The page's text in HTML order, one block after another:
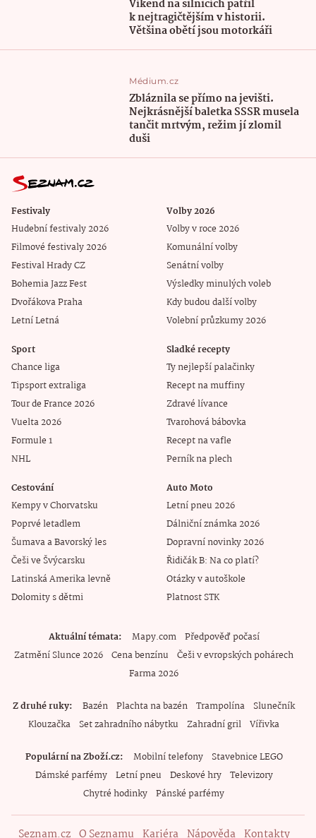
Víkend na silnicích patřil
k nejtragičtějším v historii.
Většina obětí jsou motorkáři
Médium.cz
Zbláznila se přímo na jevišti.
Nejkrásnější baletka SSSR musela
tančit mrtvým, režim jí zlomil
duši
Festivaly
Hudební festivaly 2026
Filmové festivaly 2026
Festival Hrady CZ
Bohemia Jazz Fest
Dvořákova Praha
Letní Letná
Volby 2026
Volby v roce 2026
Komunální volby
Senátní volby
Výsledky minulých voleb
Kdy budou další volby
Volební průzkumy 2026
Sport
Chance liga
Tipsport extraliga
Tour de France 2026
Vuelta 2026
Formule 1
NHL
Sladké recepty
Ty nejlepší palačinky
Recept na muffiny
Zdravé lívance
Tvarohová bábovka
Recept na vafle
Perník na plech
Cestování
Kempy v Chorvatsku
Poprvé letadlem
Šumava a Bavorský les
Češi ve Švýcarsku
Latinská Amerika levně
Dolomity s dětmi
Auto Moto
Letní pneu 2026
Dálniční známka 2026
Dopravní novinky 2026
Řidičák B: Na co platí?
Otázky v autoškole
Platnost STK
Aktuální témata Mapy.com Předpověď počasí
Zatmění Slunce 2026 Cena benzínu
Češi v evropských pohárech
Farma 2026
Z druhé ruky Bazén Plachta na bazén Trampolína
Slunečník
Klouzačka
Set zahradního nábytku Zahradní gril Vířivka
Populární na Zboží.cz Mobilní telefony
Stavebnice LEGO
Dámské parfémy Letní pneu Deskové hry Televizory
Chytré hodinky Pánské parfémy
Seznam.cz O Seznamu Kariéra Nápověda Kontakty